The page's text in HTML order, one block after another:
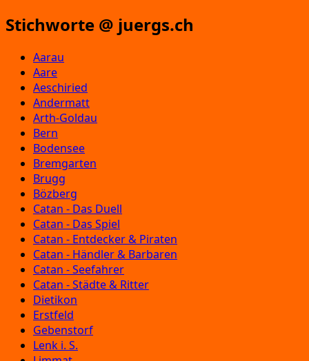
Stichworte @ juergs.ch
Aarau
Aare
Aeschiried
Andermatt
Arth-Goldau
Bern
Bodensee
Bremgarten
Brugg
Bözberg
Catan - Das Duell
Catan - Das Spiel
Catan - Entdecker & Piraten
Catan - Händler & Barbaren
Catan - Seefahrer
Catan - Städte & Ritter
Dietikon
Erstfeld
Gebenstorf
Lenk i. S.